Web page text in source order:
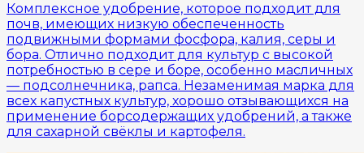
Комплексное удобрение, которое подходит для
почв, имеющих низкую обеспеченность
подвижными формами фосфора, калия, серы и
бора. Отлично подходит для культур с высокой
потребностью в сере и боре, особенно масличных
— подсолнечника, рапса. Незаменимая марка для
всех капустных культур, хорошо отзывающихся на
применение борсодержащих удобрений, а также
для сахарной свёклы и картофеля.